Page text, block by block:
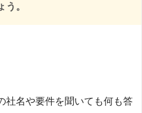
。
社名や要件を聞いても何も答